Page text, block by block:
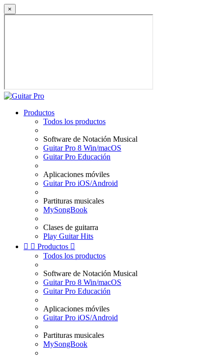
×
Productos
Todos los productos
Software de Notación Musical
Guitar Pro 8 Win/macOS
Guitar Pro Educación
Aplicaciones móviles
Guitar Pro iOS/Android
Partituras musicales
MySongBook
Clases de guitarra
Play Guitar Hits
  Productos 
Todos los productos
Software de Notación Musical
Guitar Pro 8 Win/macOS
Guitar Pro Educación
Aplicaciones móviles
Guitar Pro iOS/Android
Partituras musicales
MySongBook